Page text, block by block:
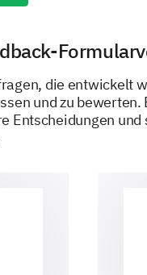
die entwickelt
und zu bewerten.
Entscheidungen